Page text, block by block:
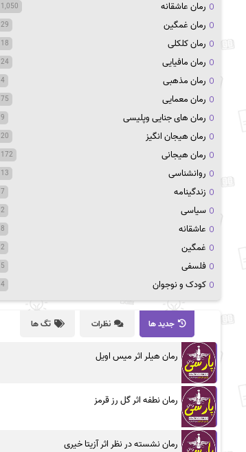
رمان عاشقانه 1,050
رمان غمگین 29
رمان کلکلی 18
رمان مافیایی 24
رمان مذهبی 4
رمان معمایی 75
رمان های جنایی وپلیسی 9
رمان هیجان انگیز 20
رمان هیجانی 172
روانشناسی 13
زندگینامه 7
سیاسی 2
عاشقانه 8
غمگین 2
فلسفی 5
کودک و نوجوان 4
جدید ها نظرات تگ ها
رمان هیلر اثر میس اویل
رمان نطفه اثر گل رز قرمز
رمان نشسته در نظر اثر آزیتا خیری